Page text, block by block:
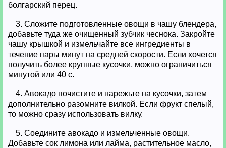
болгарский перец.
3. Сложите подготовленные овощи в чашу блендера,
добавьте туда же очищенный зубчик чеснока. Закройте
чашу крышкой и измельчайте все ингредиенты в
течение пары минут на средней скорости. Если хочется
получить более крупные кусочки, можно ограничиться
минутой или 40 с.
4. Авокадо почистите и нарежьте на кусочки, затем
дополнительно разомните вилкой. Если фрукт спелый,
то можно сразу использовать вилку.
5. Соедините авокадо и измельченные овощи.
Добавьте сок лимона или лайма, растительное масло,